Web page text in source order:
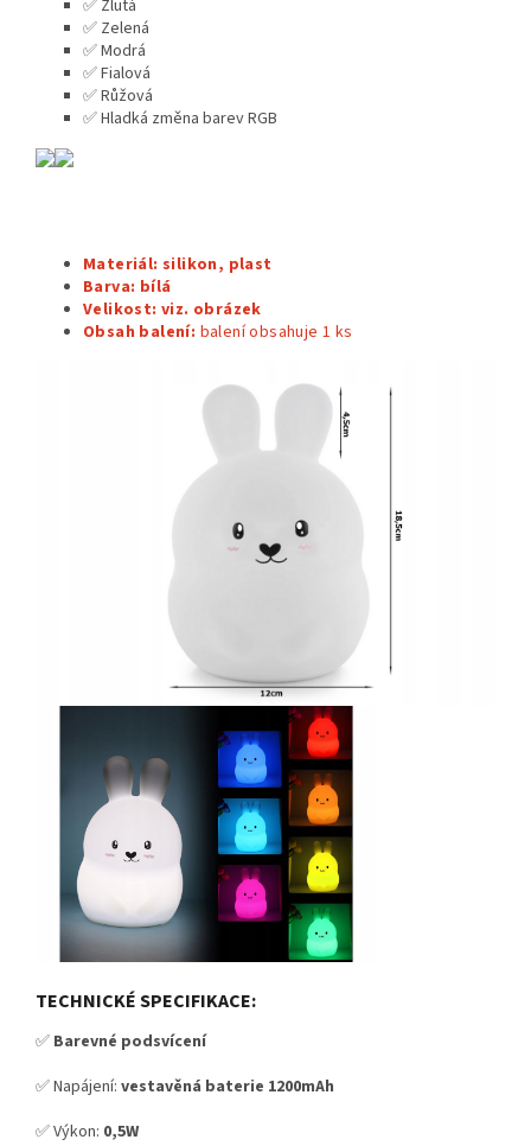
✅ Žlutá
✅ Zelená
✅ Modrá
✅ Fialová
✅ Růžová
✅ Hladká změna barev RGB
Materiál: silikon, plast
Barva: bílá
Velikost: viz. obrázek
Obsah balení: balení obsahuje 1 ks
TECHNICKÉ SPECIFIKACE:
✅ Barevné podsvícení
✅ Napájení: vestavěná baterie 1200mAh
✅ Výkon: 0,5W